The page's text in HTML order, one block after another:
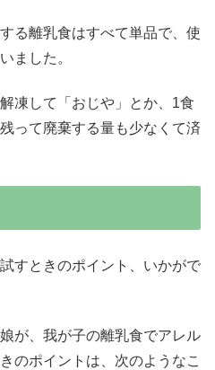
る離乳食はすべて単品で、使
ました。
凍して「おじや」とか、1食
って廃棄する量も少なくて済
すときのポイント、いかがで
が、我が子の離乳食でアレル
のポイントは、次のようなこ